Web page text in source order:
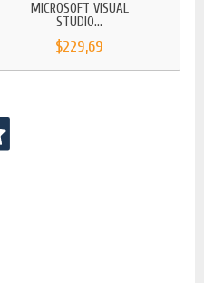
MICROSOFT VISUAL
STUDIO...
$229,69